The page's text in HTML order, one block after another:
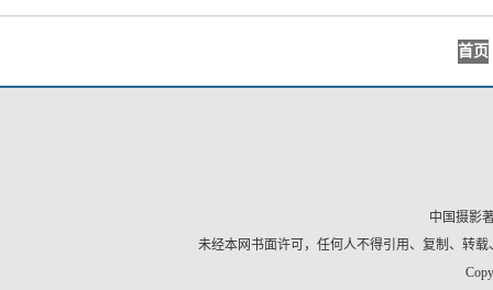
首页
中国摄影
未经本网书面许可，任何人不得引用、复制、转